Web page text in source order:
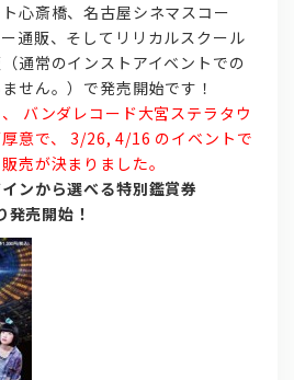
心斎橋、名古屋シネマスコー
通販、そしてリリカルスクール
通常のインストアイベントでの
せん。）で発売開始です！
バンダレコード大宮ステラタウ
意で、 3/26, 4/16 のイベントで
売が決まりました。
ンから選べる特別鑑賞券
発売開始！